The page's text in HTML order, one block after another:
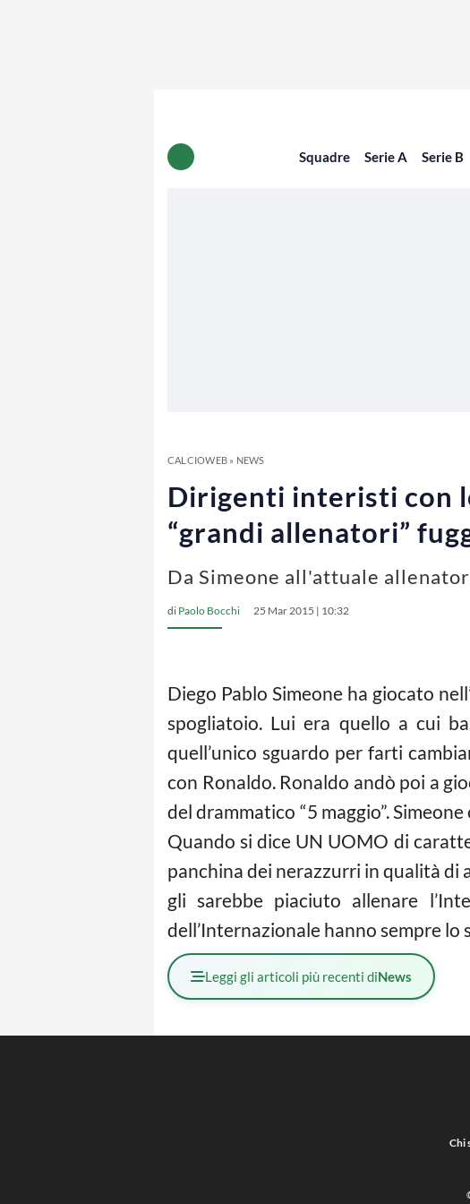
Squadre Serie A Serie B
CALCIOWEB» NEWS
Dirigenti interisti con
“grandi allenatori”
Da Simeone all'attuale
di Paolo Bocchi 25 Mar 2015 | 10:32
Diego Pablo Simeone ha giocato
spogliatoio. Lui era quello a cui
quell’unico sguardo per farti
con Ronaldo. Ronaldo andò poi a
del drammatico “5 maggio”.
Quando si dice UN UOMO di
panchina dei nerazzurri in qualità di
gli sarebbe piaciuto allenare
dell’Internazionale hanno sempre
Leggi gli articoli più recenti diNews
Chi